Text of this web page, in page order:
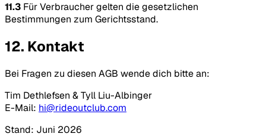
11.3 Für Verbraucher gelten die gesetzlichen
Bestimmungen zum Gerichtsstand.
12. Kontakt
Bei Fragen zu diesen AGB wende dich bitte an:
Tim Dethlefsen & Tyll Liu-Albinger
E-Mail: hi@rideoutclub.com
Stand: Juni 2026